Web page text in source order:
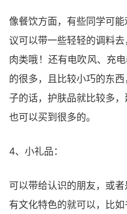
像餐饮方面，有些同学可
议可以带一些轻轻的调料
肉类哦！还有电吹风、充
的很多，且比较小巧的东
子的话，护肤品就比较多
也可以买到很多的。
4、小礼品：
可以带给认识的朋友，或
有文化特色的就可以，比